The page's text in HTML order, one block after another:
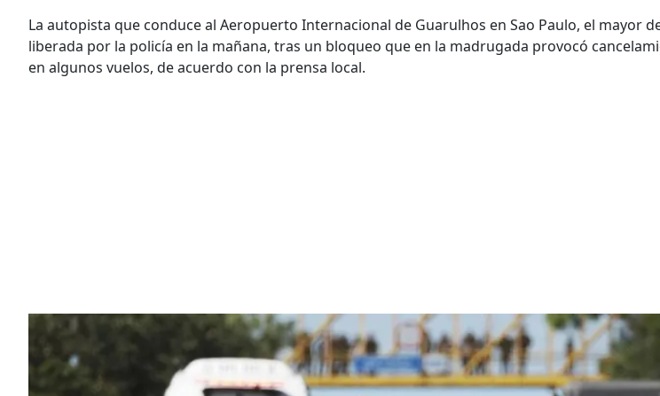
La autopista que conduce al Aeropuerto Internacional de Guarulhos en Sao Paulo, el mayor
liberada por la policía en la mañana, tras un bloqueo que en la madrugada provocó
en algunos vuelos, de acuerdo con la prensa local.